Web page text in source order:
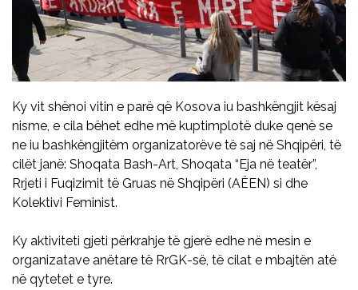
Ky vit shënoi vitin e parë që Kosova iu bashkëngjit kësaj
nisme, e cila bëhet edhe më kuptimplotë duke qenë se
ne iu bashkëngjitëm organizatorëve të saj në Shqipëri, të
cilët janë: Shoqata Bash-Art, Shoqata “Eja në teatër”,
Rrjeti i Fuqizimit të Gruas në Shqipëri (AËEN) si dhe
Kolektivi Feminist.
Ky aktiviteti gjeti përkrahje të gjerë edhe në mesin e
organizatave anëtare të RrGK-së, të cilat e mbajtën atë
në qytetet e tyre.